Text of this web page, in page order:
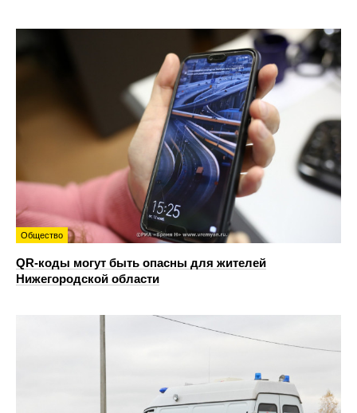
Общество
QR-коды могут быть опасны для жителей
Нижегородской области